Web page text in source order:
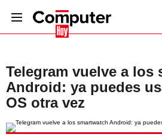
Telegram vuelve a los
Android: ya puedes
OS otra vez